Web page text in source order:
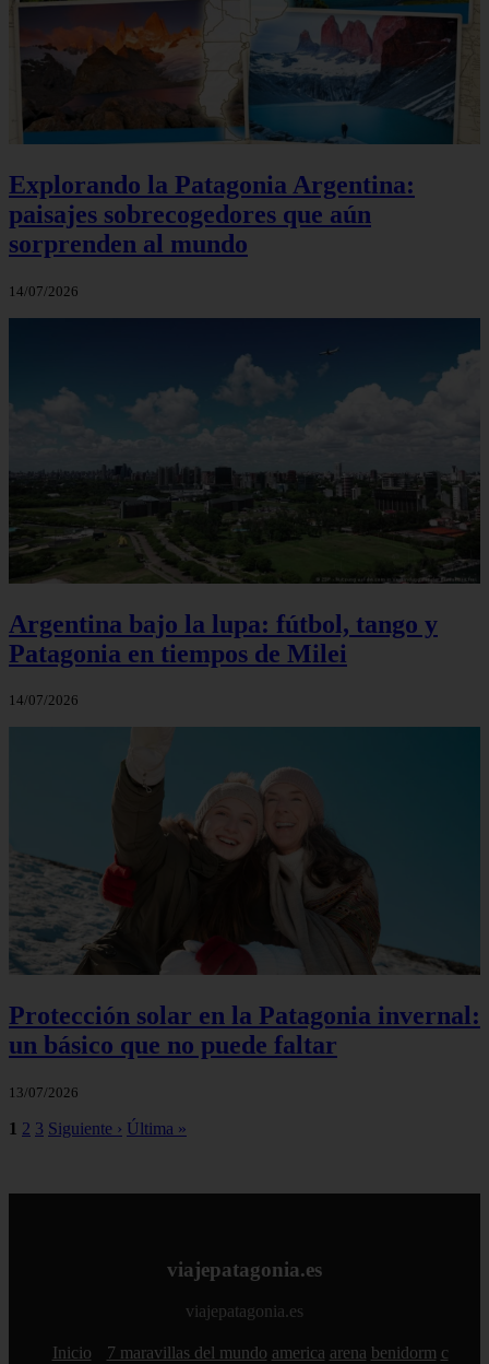
Explorando la Patagonia Argentina:
paisajes sobrecogedores que aún
sorprenden al mundo
14/07/2026
Argentina bajo la lupa: fútbol, tango y
Patagonia en tiempos de Milei
14/07/2026
Protección solar en la Patagonia invernal:
un básico que no puede faltar
13/07/2026
1 2 3 Siguiente › Última »
viajepatagonia.es
viajepatagonia.es
Inicio 7 maravillas del mundo america arena benidorm c